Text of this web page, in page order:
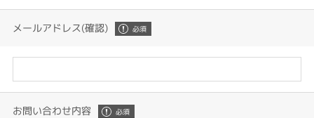
メールアドレス(確認)
お問い合わせ内容